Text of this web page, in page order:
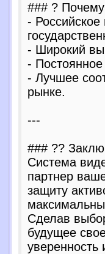
### ?
- Российское
- Широкий
-
- Лучшее
рынке.
---
### ??
Система
партнер
защиту
Сделав
будущее
уверенность